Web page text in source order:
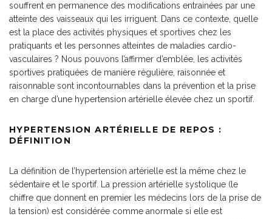
souffrent en permanence des modifications entrainées par une
atteinte des vaisseaux qui les irriguent. Dans ce contexte, quelle
est la place des activités physiques et sportives chez les
pratiquants et les personnes atteintes de maladies cardio-
vasculaires ? Nous pouvons l’affirmer d’emblée, les activités
sportives pratiquées de manière régulière, raisonnée et
raisonnable sont incontournables dans la prévention et la prise
en charge d’une hypertension artérielle élevée chez un sportif.
HYPERTENSION ARTÉRIELLE DE REPOS :
DÉFINITION
La définition de l’hypertension artérielle est la même chez le
sédentaire et le sportif. La pression artérielle systolique (le
chiffre que donnent en premier les médecins lors de la prise de
la tension) est considérée comme anormale si elle est